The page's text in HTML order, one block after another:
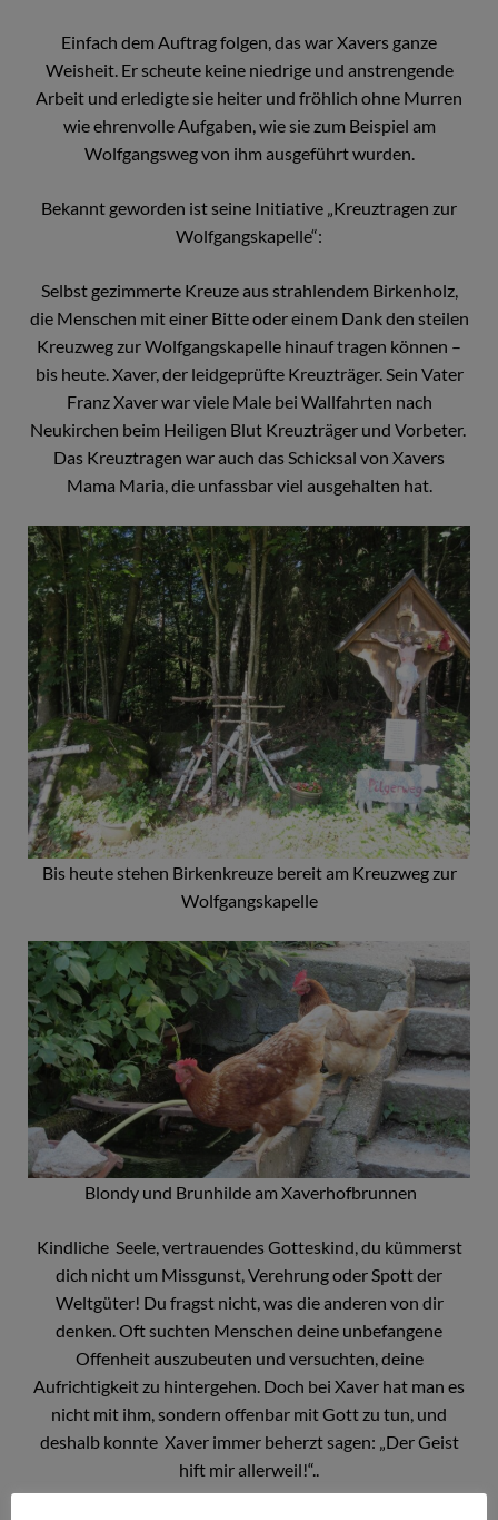
Einfach dem Auftrag folgen, das war Xavers ganze
Weisheit. Er scheute keine niedrige und anstrengende
Arbeit und erledigte sie heiter und fröhlich ohne Murren
wie ehrenvolle Aufgaben, wie sie zum Beispiel am
Wolfgangsweg von ihm ausgeführt wurden.
Bekannt geworden ist seine Initiative „Kreuztragen zur
Wolfgangskapelle“:
Selbst gezimmerte Kreuze aus strahlendem Birkenholz,
die Menschen mit einer Bitte oder einem Dank den steilen
Kreuzweg zur Wolfgangskapelle hinauf tragen können –
bis heute. Xaver, der leidgeprüfte Kreuzträger. Sein Vater
Franz Xaver war viele Male bei Wallfahrten nach
Neukirchen beim Heiligen Blut Kreuzträger und Vorbeter.
Das Kreuztragen war auch das Schicksal von Xavers
Mama Maria, die unfassbar viel ausgehalten hat.
Bis heute stehen Birkenkreuze bereit am Kreuzweg zur
Wolfgangskapelle
Blondy und Brunhilde am Xaverhofbrunnen
Kindliche Seele, vertrauendes Gotteskind, du kümmerst
dich nicht um Missgunst, Verehrung oder Spott der
Weltgüter! Du fragst nicht, was die anderen von dir
denken. Oft suchten Menschen deine unbefangene
Offenheit auszubeuten und versuchten, deine
Aufrichtigkeit zu hintergehen. Doch bei Xaver hat man es
nicht mit ihm, sondern offenbar mit Gott zu tun, und
deshalb konnte Xaver immer beherzt sagen: „Der Geist
hift mir allerweil!“..